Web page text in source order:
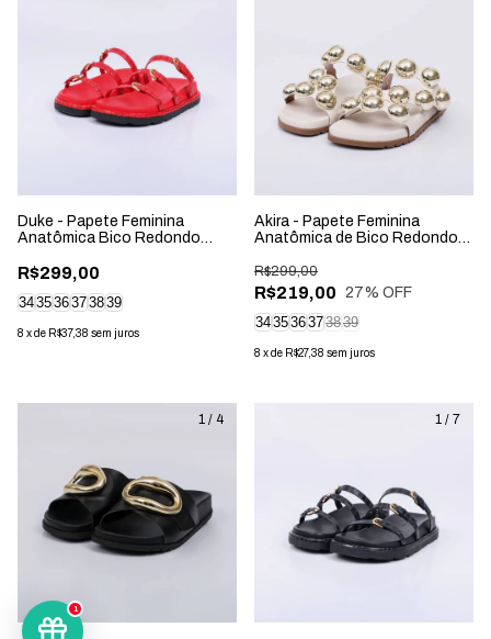
1
Duke - Papete Feminina
Anatômica Bico Redondo
R$299,00
343536373839
8 xde R$37,38 sem juros
Akira - Papete Feminina
Anatômica de Bico Redondo
R$219,00
R$299,00
27% OFF
343536373839
8 xde R$27,38 sem juros
1 / 4 1 / 7